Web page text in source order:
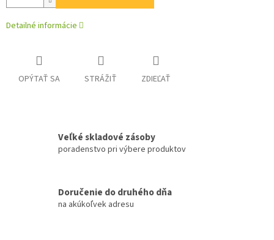
Detailné informácie
OPÝTAŤ SA STRÁŽIŤ ZDIEĽAŤ
Veľké skladové zásoby
poradenstvo pri výbere produktov
Doručenie do druhého dňa
na akúkoľvek adresu